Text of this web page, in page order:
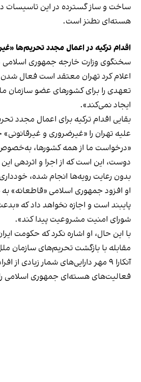
ساخت و ساز گسترده در این تاسیسات
هسته‌ای نطنز است.
اقدام ترکیه در اعمال مجدد تحریم‌ها
سخنگوی وزارت خارجه جمهوری اسلامی
اعلام کرد تهران معتقد است فعال‌
تعهدی را برای کشورهای عضو سازمان
ایجاد نمی‌کند».
علیه تهران را «غیرضروری و
«درخواست ما از همه کشورها،
دوست، این است که از اجرا و اثردهی
بدون رعایت رویه‌ها انجام شده،
او افزود جمهوری اسلامی «قاطعانه»
پایبند است و اجازه نخواهد داد که
شورای امنیت مشروعیت پیدا کند».
با این حال، او اشاره نکرد که حکومت
مقابله با بازگشت تحریم‌های سازمان
آنکارا ۹ مهر دارایی‌های شمار زیادی
فعالیت‌های هسته‌ای جمهوری اسلامی